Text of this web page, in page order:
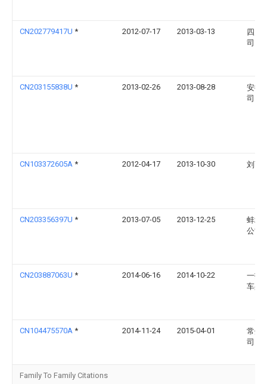
CN202779417U * 2012-07-17 2013-03-13
四川
司
CN203155838U * 2013-02-26 2013-08-28
安徽
司
CN103372605A * 2012-04-17 2013-10-30 刘雨
CN203356397U * 2013-07-05 2013-12-25
蚌埠
公司
CN203887063U * 2014-06-16 2014-10-22
一拖
车身
CN104475570A * 2014-11-24 2015-04-01
常州
司
Family To Family Citations